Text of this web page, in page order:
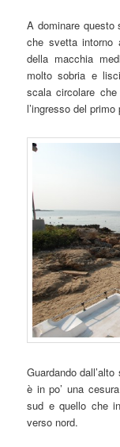
A dominare questo
che svetta intorno
della macchia
molto sobria e
scala circolare
l’ingresso del primo
Guardando
è in po’ una
sud e quello che
verso nord.